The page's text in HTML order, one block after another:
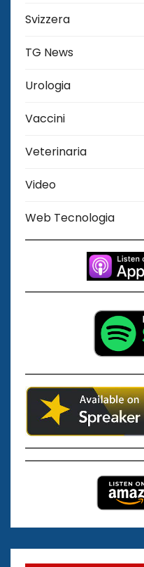
Svizzera
TG News
Urologia
Vaccini
Veterinaria
Video
Web Tecnologia